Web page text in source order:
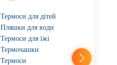
Термоси для дітей
Пляшки для води
Термоси для їжі
Термочашки
Термоси